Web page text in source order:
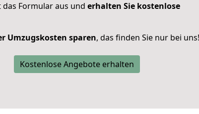
das Formular aus und erhalten Sie kostenlose
Umzugskosten sparen, das finden Sie nur bei uns!
Kostenlose Angebote erhalten